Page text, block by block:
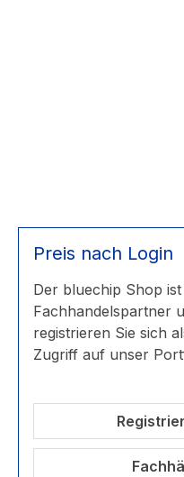
Bildergalerie
Preis nach Login
Der bluechip Shop
Fachhandelspartner
registrieren Sie sich
Zugriff auf unser